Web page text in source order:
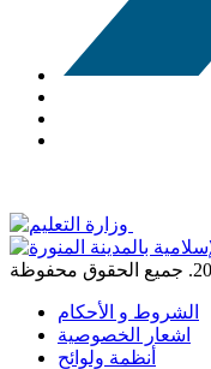
الشروط و الأحكام
اشعار الخصوصية
أنظمة ولوائح